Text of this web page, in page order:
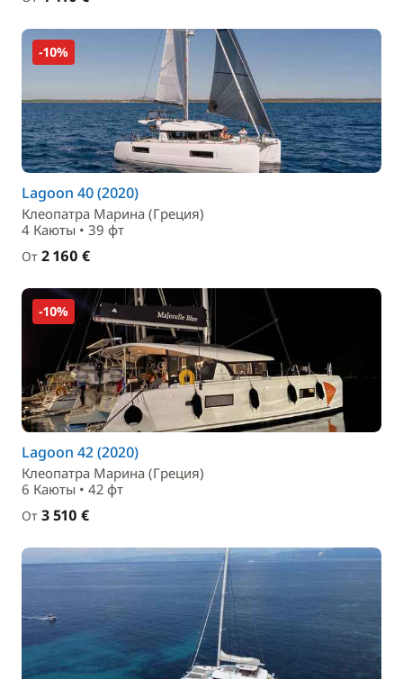
-10%
Lagoon 40 (2020)
Клеопатра Марина (Греция)
4 Каюты • 39 фт
От 2 160 €
-10%
Lagoon 42 (2020)
Клеопатра Марина (Греция)
6 Каюты • 42 фт
От 3 510 €